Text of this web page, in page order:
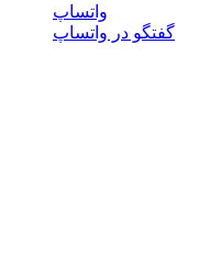
واتساپ
گفتگو در واتساپ